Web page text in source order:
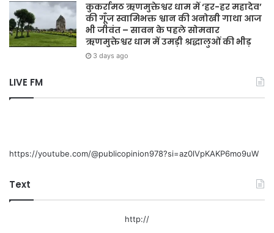
कुकर्रामठ ऋणमुक्तेश्वर धाम में ‘हर-हर महादेव’
की गूँज स्वामिभक्त श्वान की अनोखी गाथा आज
भी जीवंत – सावन के पहले सोमवार
ऋणमुक्तेश्वर धाम में उमड़ी श्रद्धालुओं की भीड़
3 days ago
LIVE FM
https://youtube.com/@publicopinion978?si=az0lVpKAKP6mo9uW
Text
http://